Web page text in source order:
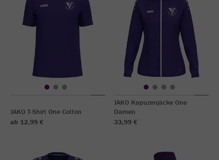
JAKO T-Shirt One Cotton
ab 12,99 €
JAKO Kapuzenjacke One
Damen
33,99 €